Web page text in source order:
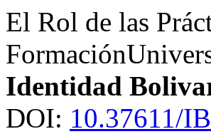
El Rol de las
Identidad
DOI: 10.37611/